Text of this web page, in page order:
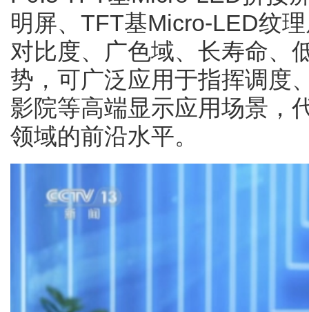
明屏、TFT基Micro-LED纹
对比度、广色域、长寿命、
势，可广泛应用于指挥调度
影院等高端显示应用场景，
领域的前沿水平。